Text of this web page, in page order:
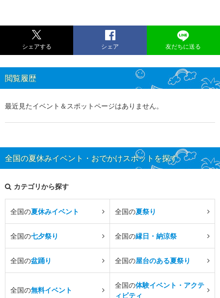
シェアする シェア 友だちに送る
閲覧履歴
最近見たイベント＆スポットページはありません。
全国の夏休みイベント・おでかけスポットを探す
カテゴリから探す
全国の夏休みイベント 全国の夏祭り
全国の七夕祭り 全国の縁日・納涼祭
全国の盆踊り 全国の屋台のある夏祭り
全国の無料イベント
全国の体験イベント・アクテ
ィビティ